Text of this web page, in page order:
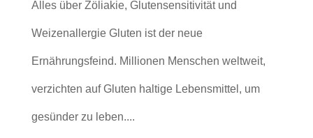
Alles über Zöliakie, Glutensensitivität und
Weizenallergie Gluten ist der neue
Ernährungsfeind. Millionen Menschen weltweit,
verzichten auf Gluten haltige Lebensmittel, um
gesünder zu leben....